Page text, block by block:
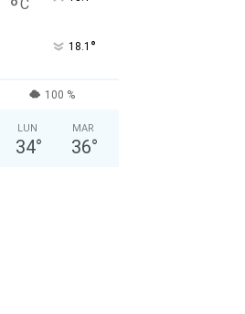
°C
18.1 °
100 %
LUN
34°
MAR
36°